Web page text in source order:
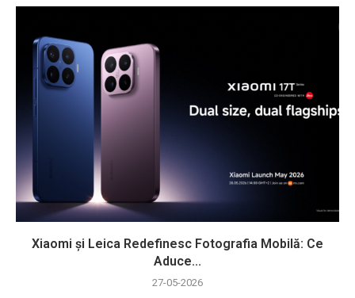
Xiaomi și Leica Redefinesc Fotografia Mobilă: Ce
Aduce...
27-05-2026